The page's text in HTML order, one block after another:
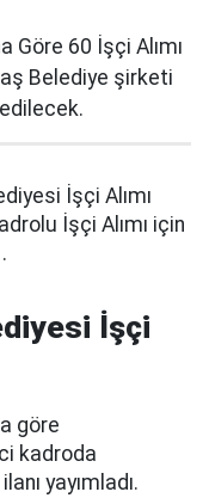
Göre 60 İşçi Alımı
Belediye şirketi
İşçi Alımı
İşçi Alımı için
İşçi
göre
kadroda
yayımladı.